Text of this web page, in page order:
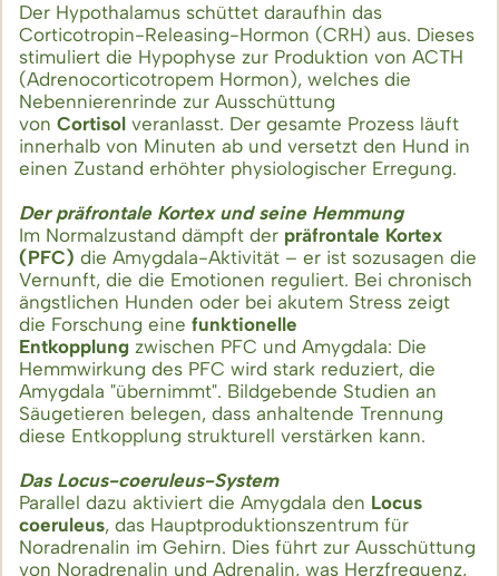
Der Hypothalamus schüttet daraufhin das
Corticotropin-Releasing-Hormon (CRH) aus. Dieses
stimuliert die Hypophyse zur Produktion von ACTH
(Adrenocorticotropem Hormon), welches die
Nebennierenrinde zur Ausschüttung
von Cortisol veranlasst. Der gesamte Prozess läuft
innerhalb von Minuten ab und versetzt den Hund in
einen Zustand erhöhter physiologischer Erregung.
Der präfrontale Kortex und seine Hemmung
Im Normalzustand dämpft der präfrontale Kortex
(PFC) die Amygdala-Aktivität – er ist sozusagen die
Vernunft, die die Emotionen reguliert. Bei chronisch
ängstlichen Hunden oder bei akutem Stress zeigt
die Forschung eine funktionelle
Entkopplung zwischen PFC und Amygdala: Die
Hemmwirkung des PFC wird stark reduziert, die
Amygdala "übernimmt". Bildgebende Studien an
Säugetieren belegen, dass anhaltende Trennung
diese Entkopplung strukturell verstärken kann.
Das Locus-coeruleus-System
Parallel dazu aktiviert die Amygdala den Locus
coeruleus, das Hauptproduktionszentrum für
Noradrenalin im Gehirn. Dies führt zur Ausschüttung
von Noradrenalin und Adrenalin, was Herzfrequenz,